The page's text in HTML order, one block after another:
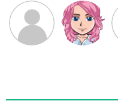
ملیکا منتظری عارفه داستانپور